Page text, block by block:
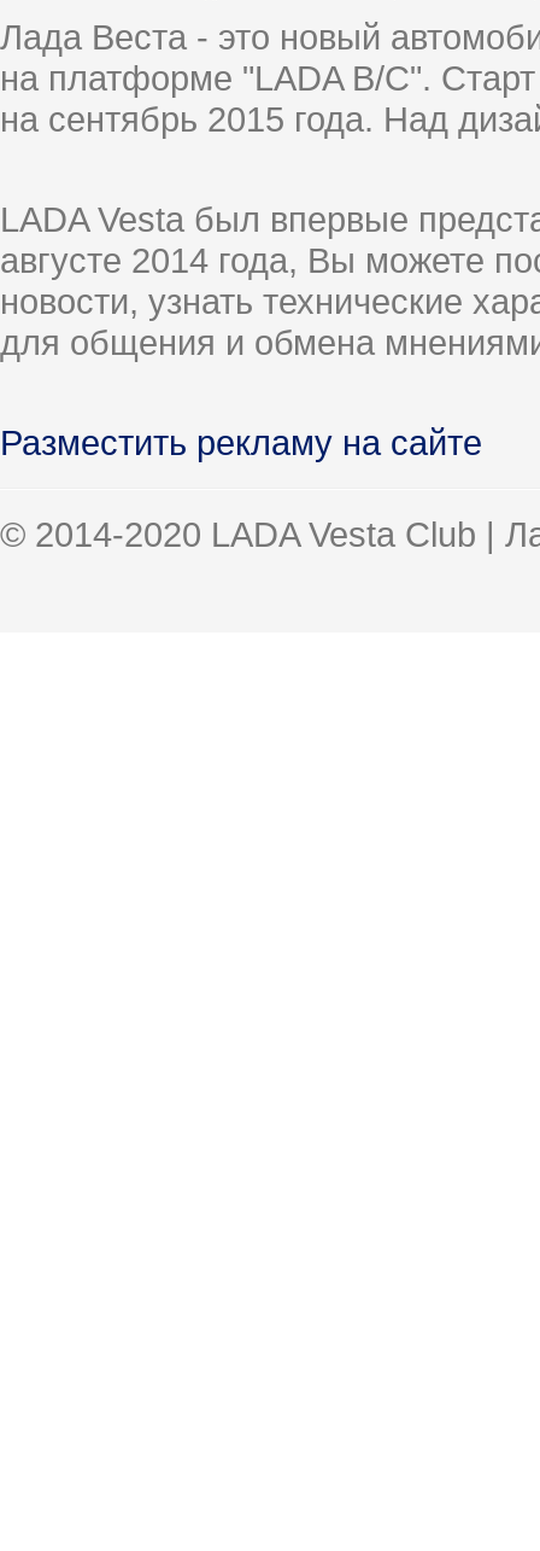
Лада Веста - это новый
на платформе "LADA B/C".
на сентябрь 2015 года. Над
LADA Vesta был впервые
августе 2014 года, Вы можете
новости, узнать технические
для общения и обмена
Разместить рекламу на сайте
© 2014-2020 LADA Vesta Club |